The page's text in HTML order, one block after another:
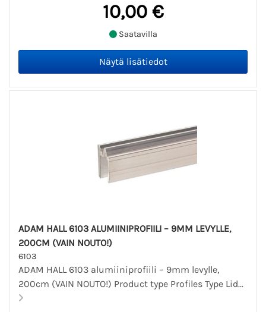
10,00 €
Saatavilla
ADAM HALL 6103 ALUMIINIPROFIILI – 9MM LEVYLLE,
200CM (VAIN NOUTO!)
6103
ADAM HALL 6103 alumiiniprofiili – 9mm levylle,
200cm (VAIN NOUTO!) Product type Profiles Type Lid...